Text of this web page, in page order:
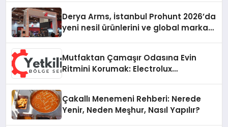
Derya Arms, İstanbul Prohunt 2026’da
yeni nesil ürünlerini ve global marka
Mutfaktan Çamaşır Odasına Evin
Ritmini Korumak: Electrolux
Çakallı Menemeni Rehberi: Nerede
Yenir, Neden Meşhur, Nasıl Yapılır?